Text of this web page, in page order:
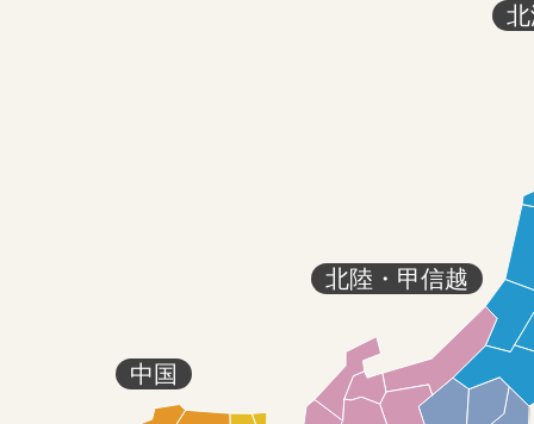
北陸・甲信越
中国